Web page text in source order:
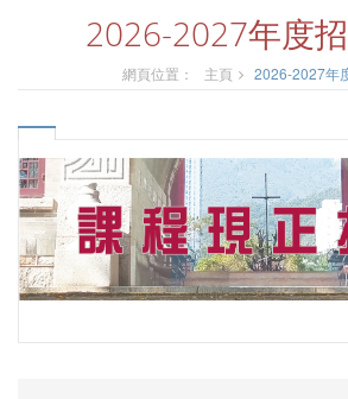
2026-2027年度
網頁位置： 主頁 2026-2027年